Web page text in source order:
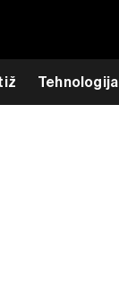
Tehnologija